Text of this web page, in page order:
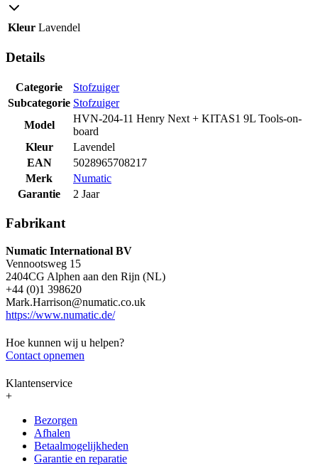
Kleur Lavendel
Details
Categorie
Stofzuiger
Subcategorie Stofzuiger
Model
HVN-204-11 Henry Next + KITAS1 9L Tools-on-
board
Kleur
Lavendel
EAN
5028965708217
Merk
Numatic
Garantie
2 Jaar
Fabrikant
Numatic International BV
Vennootsweg 15
2404CG Alphen aan den Rijn (NL)
+44 (0)1 398620
Mark.Harrison@numatic.co.uk
https://www.numatic.de/
Hoe kunnen wij u helpen?
Contact opnemen
Klantenservice
+
Bezorgen
Afhalen
Betaalmogelijkheden
Garantie en reparatie